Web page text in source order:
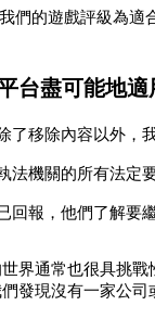
們的遊戲評級為適
盡可能地適
移除內容以外，
機關的所有法定
報，他們了解要
界通常也很具挑
發現沒有一家公司